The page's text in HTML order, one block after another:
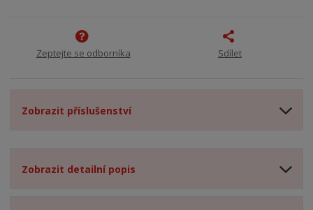
Zeptejte se odborníka Sdílet
Zobrazit příslušenství
Zobrazit detailní popis